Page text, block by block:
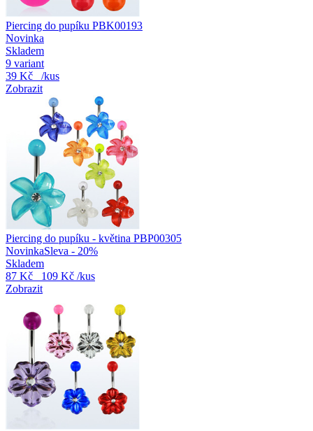
Piercing do pupíku PBK00193
Novinka
Skladem
9 variant
39 Kč
/kus
Zobrazit
Piercing do pupíku - květina PBP00305
NovinkaSleva - 20%
Skladem
87 Kč
109 Kč /kus
Zobrazit